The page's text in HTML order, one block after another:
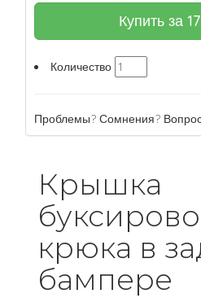
Купить за
Количество
Проблемы? Сомнения?
Крышка
крюка в
бампере